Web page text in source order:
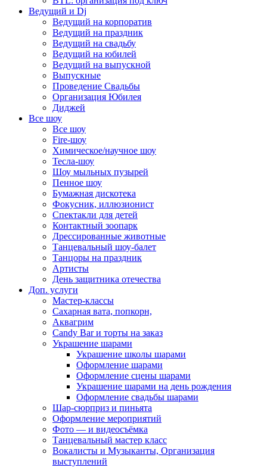
Ведущий и Dj
Ведущий на корпоратив
Ведущий на праздник
Ведущий на свадьбу
Ведущий на юбилей
Ведущий на выпускной
Выпускные
Проведение Свадьбы
Организация Юбилея
Диджей
Все шоу
Все шоу
Fire-шоу
Химическое/научное шоу
Тесла-шоу
Шоу мыльных пузырей
Пенное шоу
Бумажная дискотека
Фокусник, иллюзионист
Спектакли для детей
Контактный зоопарк
Дрессированные животные
Танцевальный шоу-балет
Танцоры на праздник
Артисты
День защитника отечества
Доп. услуги
Мастер-классы
Сахарная вата, попкорн,
Аквагрим
Candy Bar и торты на заказ
Украшение шарами
Украшение школы шарами
Оформление шарами
Оформление сцены шарами
Украшение шарами на день рождения
Оформление свадьбы шарами
Шар-сюрприз и пиньята
Оформление мероприятий
Фото — и видеосъёмка
Танцевальный мастер класс
Вокалисты и Музыканты, Организация
выступлений